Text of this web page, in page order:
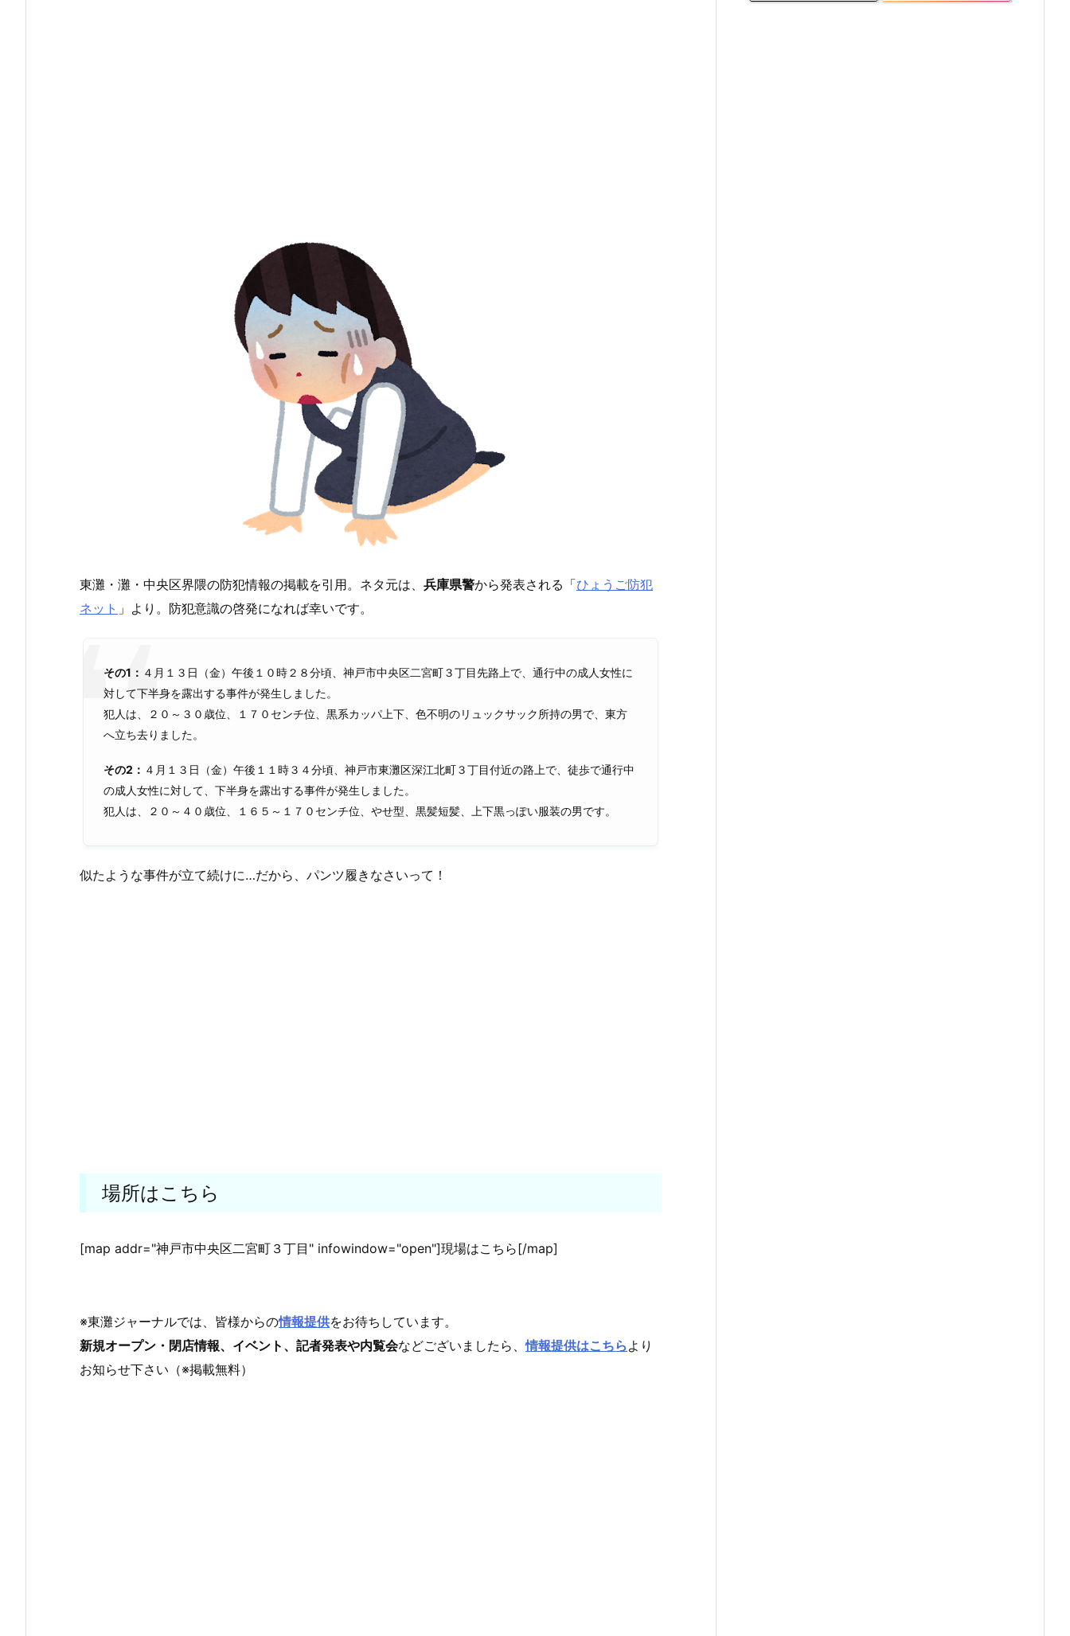
東灘・灘・中央区界隈の防犯情報の掲載を引用。ネタ元は、 兵庫県警から発表される「ひょうご防犯
ネット 」より。防犯意識の啓発になれば幸いです。
その1： ４月１３日（金）午後１０時２８分頃、神戸市中央区二宮町３丁目先路上で、通行中の成人女性に
対して下半身を露出する事件が発生しました。
犯人は、２０～３０歳位、１７０センチ位、黒系カッパ上下、色不明のリュックサック所持の男で、東方
へ立ち去りました。
その2： ４月１３日（金）午後１１時３４分頃、神戸市東灘区深江北町３丁目付近の路上で、徒歩で通行中
の成人女性に対して、下半身を露出する事件が発生しました。
犯人は、２０～４０歳位、１６５～１７０センチ位、やせ型、黒髪短髪、上下黒っぽい服装の男です。
似たような事件が立て続けに…だから、パンツ履きなさいって！
場所はこちら
[map addr="神戸市中央区二宮町３丁目" infowindow="open"]現場はこちら[/map]
※東灘ジャーナルでは、皆様からの情報提供をお待ちしています。
新規オープン・閉店情報、イベント、記者発表や内覧会などございましたら、情報提供はこちら より
お知らせ下さい（※掲載無料）